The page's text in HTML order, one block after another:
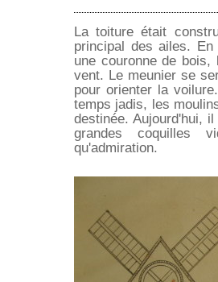
La toiture était
principal des ailes.
une couronne de
vent. Le meunier se
pour orienter la
temps jadis, les
destinée. Aujourd'hui,
grandes coquilles
qu'admiration.